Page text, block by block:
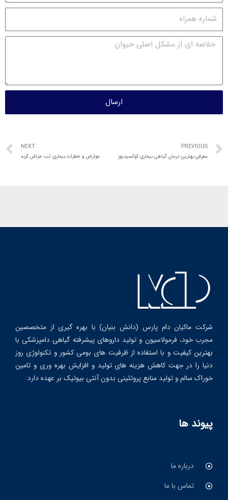
ارسال
PREVIOUS
معرفی بهترین درمان گیاهی بیماری کوکسیدیوز
NEXT
عوارض و خطرات بیماری تب خراش گربه
شرکت ماکیان دام پارس (دانش بنیان) با بهره گیری از متخصصین
مجرب خود، فرمولاسیون و تولید داروهای پیشرفته گیاهی دامپزشکی با
بهترین کیفیت و با استفاده از ظرفیت های بومی کشور و تکنولوژی روز
دنیا را در جهت کاهش هزینه های تولید و افزایش بهره وری و تامین
خوراک سالم و تولید منابع پروتئینی بدون آنتی بیوتیک بر عهده دارد.
پیوند ها
درباره ما
تماس با ما